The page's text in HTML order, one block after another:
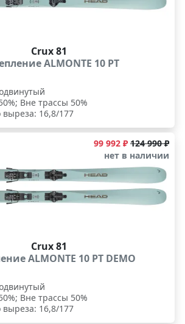
Crux 81
ALMONTE 10 PT
Вне трассы 50%
выреза: 16,8/177
99 992 ₽ 124 990 ₽
нет в наличии
Crux 81
ALMONTE 10 PT DEMO
Вне трассы 50%
выреза: 16,8/177